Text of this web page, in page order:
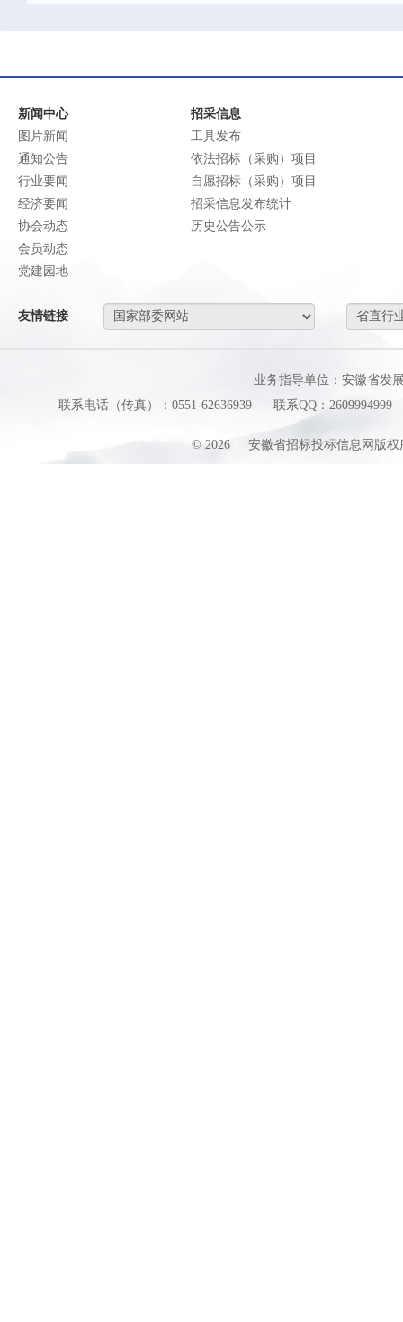
新闻中心
图片新闻
通知公告
行业要闻
经济要闻
协会动态
会员动态
党建园地
招采信息
工具发布
依法招标（采购）项目
自愿招标（采购）项目
招采信息发布统计
历史公告公示
友情链接
业务指导单位：安徽省发
联系电话（传真）：0551-62636939
联系QQ：2609994999
© 2026 安徽省招标投标信息网版